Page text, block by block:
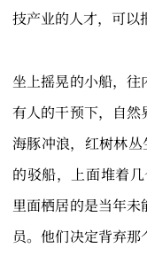
技产业的人才，可以
坐上摇晃的小船，
有人的干预下，自然
海豚冲浪，红树林
的驳船，上面堆着
里面栖居的是当年
员。他们决定背弃